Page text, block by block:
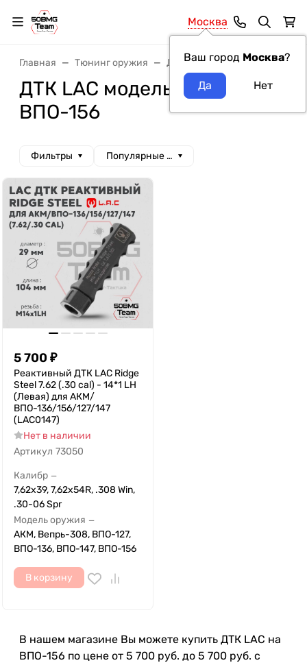
Москва
Ваш город Москва?
Главная Тюнинг оружия ДТК и Банки ДТК LAC
ДТК LAC модель оружия
ВПО-156
Фильтры Популярные сначала
5 700 ₽
Реактивный ДТК LAC Ridge
Steel 7.62 (.30 cal) - 14*1 LH
(Левая) для АКМ/
ВПО-136/156/127/147
(LAC0147)
Нет в наличии
Артикул 73050
Калибр —
7,62x39, 7,62х54R, .308 Win,
.30-06 Spr
Модель оружия —
АКМ, Вепрь-308, ВПО-127,
ВПО-136, ВПО-147, ВПО-156
В корзину
В нашем магазине Вы можете купить ДТК LAC на
ВПО-156 по цене от 5 700 руб. до 5 700 руб. с